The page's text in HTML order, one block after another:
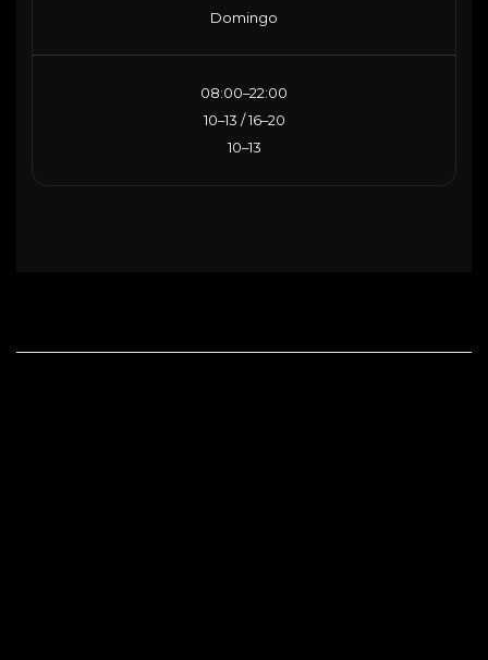
Domingo
08:00–22:00
10–13 / 16–20
10–13